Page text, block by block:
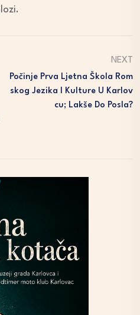
NEXT
Počinje Prva Ljetna Škola Rom
Skog Jezika I Kulture U Karlov
Cu; Lakše Do Posla?